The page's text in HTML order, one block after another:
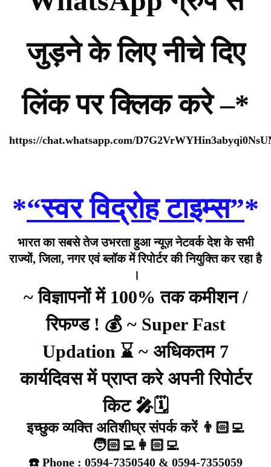
जुड़ने के लिए नीचे दिए
लिंक पर क्लिक करे –*
https://chat.whatsapp.com/
*“स्वर विद्रोह टाइम्स”*
भारत का सबसे तेज उभरता हुआ न्यूज़ नेटवर्क देश के सभी
राज्यों, जिला, नगर एवं ब्लॉक में रिपोर्टर की नियुक्ति कर रहा है
।
~ विज्ञापनों में 100% तक कमीशन /
रिफण्ड ! 💰 ~ Super Fast
Updation ⌛ ~ अधिकतम 7
कार्यदिवस में प्राप्त करे अपनी रिपोर्टर
किट 🎤🗓️
इच्छुक व्यक्ति अतिशीघ्र संपर्क करें 👨🏻‍💻
🧑🏻‍💻👩🏻‍💻
☎️ Phone : 0594-7350540 & 0594-7355059